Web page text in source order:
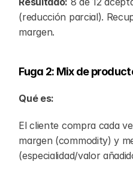
(reducción parcial).
margen.
Fuga 2: Mix de
Qué es:
El cliente compra cada
margen (commodity) y
(especialidad/valor